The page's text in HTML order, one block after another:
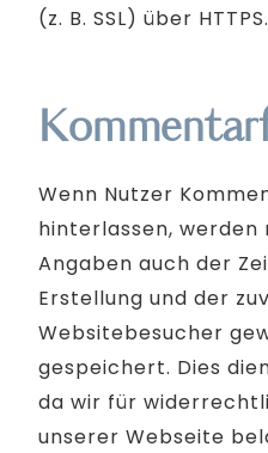
(z. B. SSL) über HTTPS.
Wenn Nutzer
hinterlassen, werden
Angaben auch der
Erstellung und der
Websitebesucher
gespeichert. Dies
da wir für
unserer Webseite